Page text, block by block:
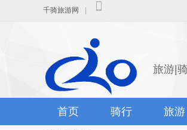
千骑旅游网
旅游|
首页 骑行 旅游